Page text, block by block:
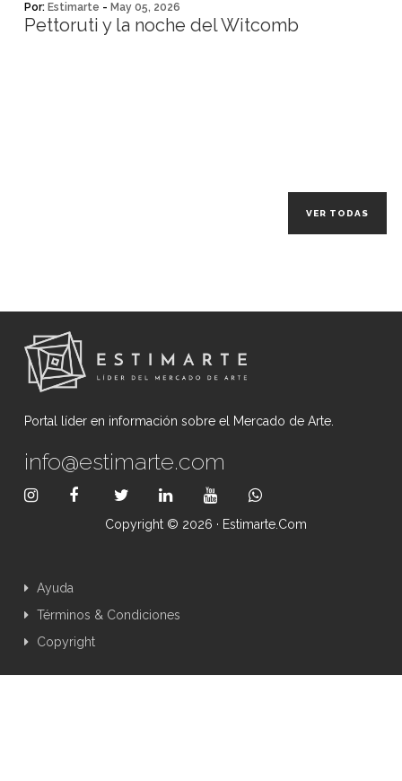
Por: Estimarte - May 05, 2026
Pettoruti y la noche del Witcomb
VER TODAS
Portal líder en información sobre el Mercado de Arte.
info@estimarte.com
Copyright © 2026 · Estimarte.com
Ayuda
Términos & Condiciones
Copyright